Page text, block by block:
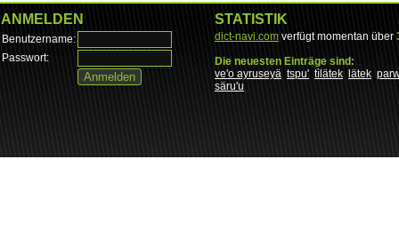
ANMELDEN
Benutzername:
Passwort:
STATISTIK
dict-navi.com verfügt momentan über
Die neuesten Einträge sind:
ve'o ayruseyä tspu' tìlätek lätek
säru'u